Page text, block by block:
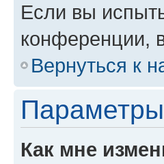
Если вы
конференции,
Вернуться к
Параметры
Как мне